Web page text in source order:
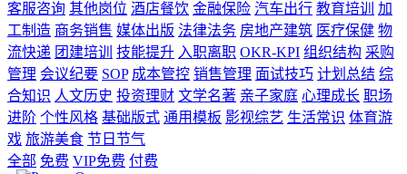
客服咨询 其他岗位 酒店餐饮 金融保险 汽车出行 教育培训
加
工制造 商务销售 媒体出版 法律法务 房地产建筑 医疗保健 物
流快递 团建培训 技能提升 入职离职 OKR-KPI 组织结构 采购
管理 会议纪要 SOP 成本管控 销售管理 面试技巧 计划总结 综
合知识 人文历史 投资理财 文学名著 亲子家庭 心理成长 职场
进阶 个性风格 基础版式 通用模板 影视综艺 生活常识 体育游
戏 旅游美食 节日节气
全部 免费 VIP免费 付费